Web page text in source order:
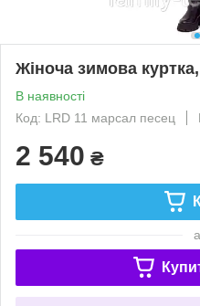
Жіноча зимова
В наявності
Код: LRD 11 марсал песец
2 540 ₴